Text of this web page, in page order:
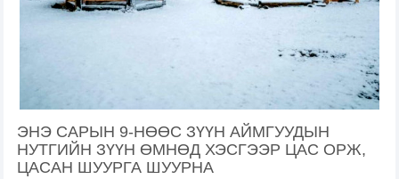
ЭНЭ САРЫН 9-НӨӨС ЗҮҮН АЙМГУУДЫН
НУТГИЙН ЗҮҮН ӨМНӨД ХЭСГЭЭР ЦАС ОРЖ,
ЦАСАН ШУУРГА ШУУРНА